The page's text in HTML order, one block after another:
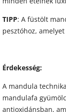
TIPP: A füstölt
pesztóhoz,
Érdekesség:
A mandula
mandulafa
antioxidánsban,